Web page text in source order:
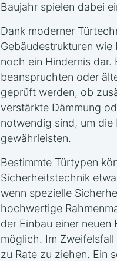
Baujahr spielen dabei
Dank moderner
Gebäudestrukturen
noch ein Hindernis dar.
beanspruchten oder
geprüft werden, ob
verstärkte Dämmung
notwendig sind, um
gewährleisten.
Bestimmte Türtypen
Sicherheitstechnik
wenn spezielle
hochwertige
der Einbau einer
möglich. Im
zu Rate zu ziehen. Ein